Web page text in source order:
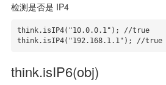
检测是否是 IP4
think.isIP4("10.0.0.1"); //true
think.isIP4("192.168.1.1"); //true
think.isIP6(obj)